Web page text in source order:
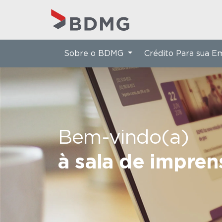
Bem-vindo(a)
à sala de
Sobre o BDMG Crédito Para sua